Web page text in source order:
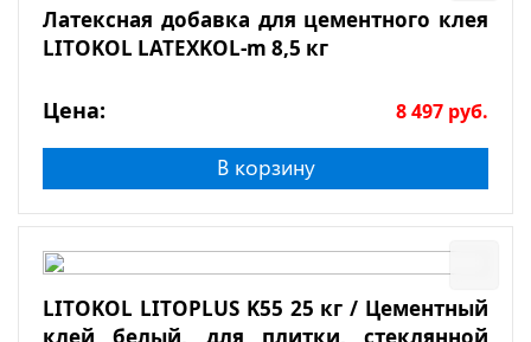
Латексная добавка для цементного клея
LITOKOL LATEXKOL-m 8,5 кг
Цена: 8 497 руб.
В корзину
LITOKOL LITOPLUS K55 25 кг / Цементный